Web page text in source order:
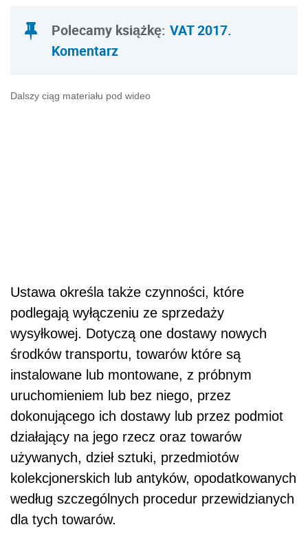
Polecamy książkę: VAT 2017.
Komentarz
Dalszy ciąg materiału pod wideo
Ustawa określa także czynności, które
podlegają wyłączeniu ze sprzedaży
wysyłkowej. Dotyczą one dostawy nowych
środków transportu, towarów które są
instalowane lub montowane, z próbnym
uruchomieniem lub bez niego, przez
dokonującego ich dostawy lub przez podmiot
działający na jego rzecz oraz towarów
używanych, dzieł sztuki, przedmiotów
kolekcjonerskich lub antyków, opodatkowanych
według szczególnych procedur przewidzianych
dla tych towarów.